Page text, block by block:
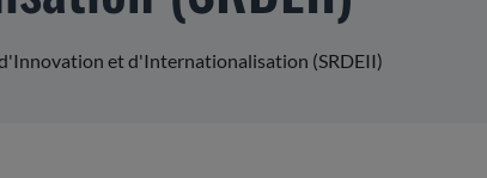
et d'Internationalisation (SRDEII)